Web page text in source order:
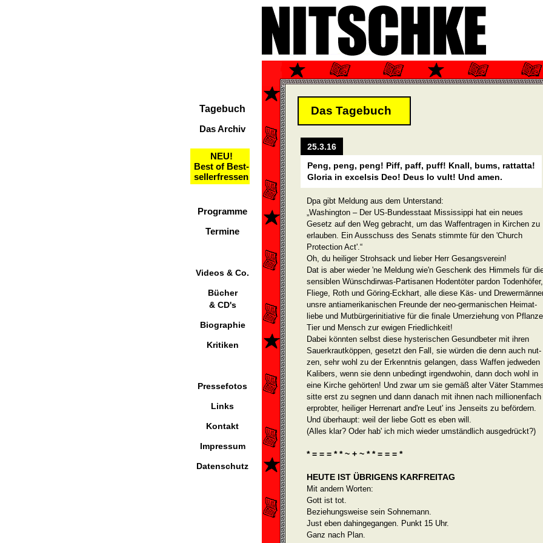
Tagebuch
Das Archiv
NEU!
Best of Best-
sellerfressen
Programme
Termine
Videos & Co.
Bücher
& CD's
Biographie
Kritiken
Pressefotos
Links
Kontakt
Impressum
Datenschutz
Das Tagebuch
25.3.16
Peng, peng, peng! Piff, paff, puff! Knall, bums, rattatta!
Gloria in excelsis Deo! Deus lo vult! Und amen.
Dpa gibt Meldung aus dem Unterstand:
„Washington – Der US-Bundesstaat Mississippi hat ein neues
Gesetz auf den Weg gebracht, um das Waffentragen in Kirchen zu
erlauben. Ein Ausschuss des Senats stimmte für den 'Church
Protection Act'.“
Oh, du heiliger Strohsack und lieber Herr Gesangsverein!
Dat is aber wieder 'ne Meldung wie'n Geschenk des Himmels für
sensiblen Wünschdirwas-Partisanen Hodentöter pardon Todenhöfer,
Fliege, Roth und Göring-Eckhart, alle diese Käs- und
unsre antiamerikanischen Freunde der neo-germani­schen Heimat­
liebe und Mutbürgerinitiative für die finale Umerziehung von
Tier und Mensch zur ewigen Friedlichkeit!
Dabei könnten selbst diese hysterischen Gesundbeter mit ihren
Sauerkrautköppen, gesetzt den Fall, sie würden die denn auch nut­
zen, sehr wohl zu der Erkenntnis gelangen, dass Waffen jedweden
Kalibers, wenn sie denn unbedingt irgendwohin, dann doch wohl in
eine Kirche gehörten! Und zwar um sie gemäß alter Väter
sitte erst zu segnen und dann danach mit ihnen nach millionenfach
erprobter, heiliger Herrenart and're Leut' ins Jenseits zu befördern.
Und überhaupt: weil der liebe Gott es eben will.
(Alles klar? Oder hab' ich mich wieder umständlich ausgedrückt?)
* = = = * * ~ + ~ * * = = = *
HEUTE IST ÜBRIGENS KARFREITAG
Mit andern Worten:
Gott ist tot.
Beziehungsweise sein Sohnemann.
Just eben dahingegangen. Punkt 15 Uhr.
Ganz nach Plan.